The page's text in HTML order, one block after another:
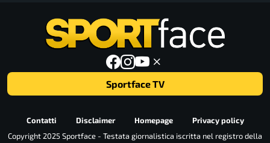
Sportface TV
Contatti Disclaimer Homepage
Privacy policy
Copyright 2025 Sportface - Testata giornalistica iscritta nel registro della